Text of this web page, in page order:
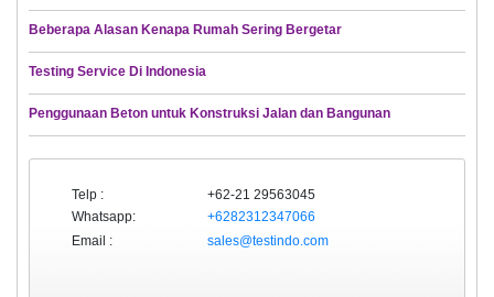
Beberapa Alasan Kenapa Rumah Sering Bergetar
Testing Service Di Indonesia
Penggunaan Beton untuk Konstruksi Jalan dan Bangunan
Telp :
+62-21 29563045
Whatsapp:
+6282312347066
Email :
sales@testindo.com